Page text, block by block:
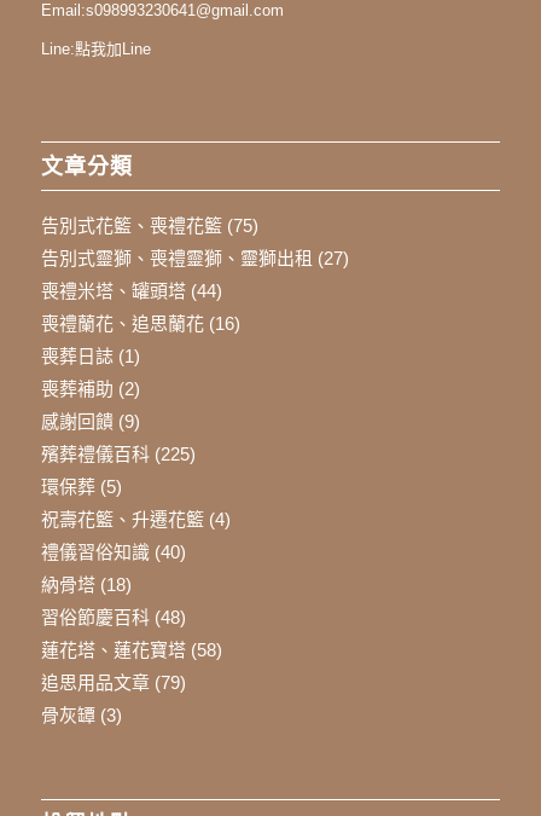
Email:s098993230641@gmail.com
Line:點我加Line
文章分類
告別式花籃、喪禮花籃(75)
告別式靈獅、喪禮靈獅、靈獅出租 (27)
喪禮米塔、罐頭塔(44)
喪禮蘭花、追思蘭花(16)
喪葬日誌(1)
喪葬補助 (2)
感謝回饋(9)
殯葬禮儀百科(225)
環保葬(5)
祝壽花籃、升遷花籃(4)
禮儀習俗知識(40)
納骨塔(18)
習俗節慶百科(48)
蓮花塔、蓮花寶塔(58)
追思用品文章(79)
骨灰罈(3)